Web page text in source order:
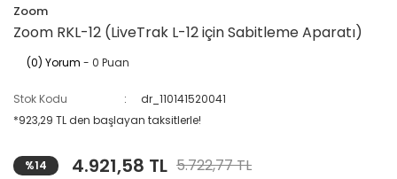
Zoom
Zoom RKL-12 (LiveTrak L-12 için Sabitleme Aparatı)
(0) Yorum - 0 Puan
Stok Kodu
dr_110141520041
*923,29 TL den başlayan taksitlerle!
%14 4.921,58 TL 5.722,77 TL